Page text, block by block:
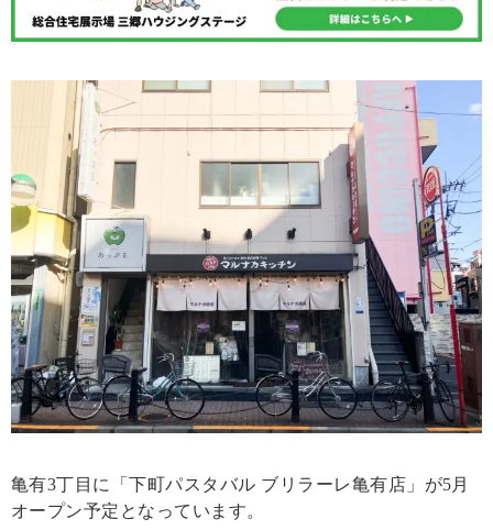
亀有3丁目に「下町パスタバル ブリラーレ亀有店」が5月
オープン予定となっています。